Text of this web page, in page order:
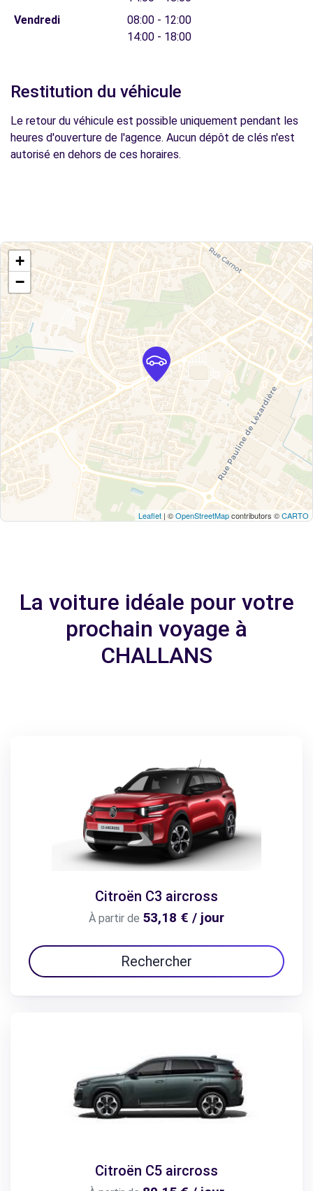
Vendredi
08:00 - 12:00
14:00 - 18:00
Restitution du véhicule
Le retour du véhicule est possible uniquement pendant les
heures d'ouverture de l'agence. Aucun dépôt de clés n'est
autorisé en dehors de ces horaires.
+
−
Leaflet | ©OpenStreetMapcontributors ©CARTO
La voiture idéale pour votre
prochain voyage à
CHALLANS
Citroën C3 aircross
À partir de 53,18 € / jour
Rechercher
Citroën C5 aircross